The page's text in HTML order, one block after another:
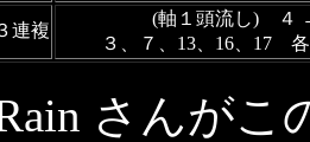
連複
(軸１頭流し) ４
３、７、13、16、17
さんがこ